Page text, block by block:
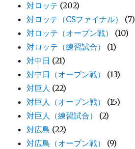
対ロッテ (202)
対ロッテ（CSファイナル）
(7)
対ロッテ（オープン戦）
(10)
対ロッテ（練習試合）
(1)
対中日 (21)
対中日（オープン戦）
(13)
対巨人 (22)
対巨人（オープン戦）
(15)
対巨人（練習試合）
(2)
対広島 (22)
対広島（オープン戦）
(9)